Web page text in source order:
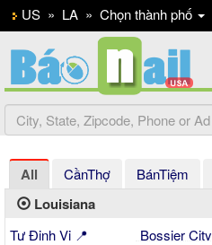
US » LA » Chọn thành phố
All CầnThợ BánTiệm
Louisiana
Tự Định Vị 📍 Bossier City